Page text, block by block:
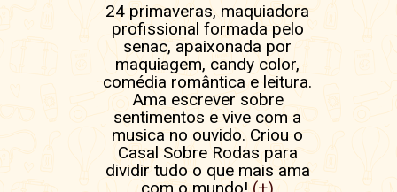
24 primaveras, maquiadora
profissional formada pelo
senac, apaixonada por
maquiagem, candy color,
comédia romântica e leitura.
Ama escrever sobre
sentimentos e vive com a
musica no ouvido. Criou o
Casal Sobre Rodas para
dividir tudo o que mais ama